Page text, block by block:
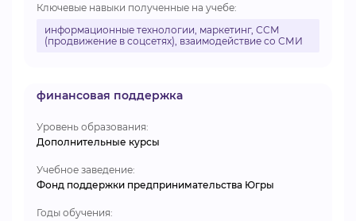
Ключевые навыки полученные на учебе:
информационные технологии, маркетинг, ССМ
(продвижение в соцсетях), взаимодействие со СМИ
финансовая поддержка
Уровень образования:
Дополнительные курсы
Учебное заведение:
Фонд поддержки предпринимательства Югры
Годы обучения: